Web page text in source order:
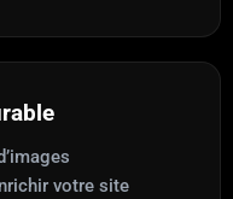
votre site